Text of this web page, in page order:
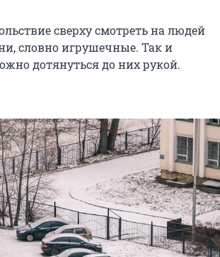
сверху смотреть на людей
словно игрушечные. Так и
дотянуться до них рукой.